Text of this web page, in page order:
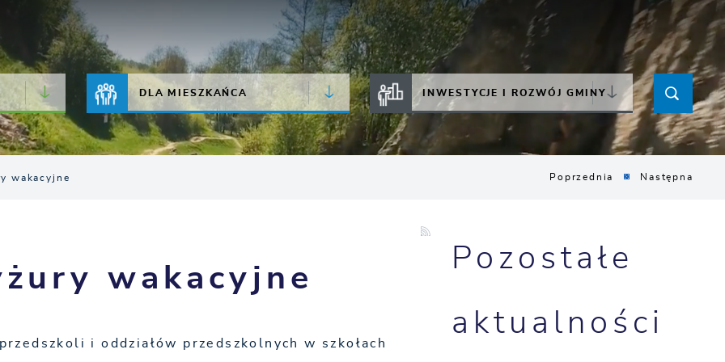
JAKOŚĆ POWIETRZA
DLA MIESZKAŃCA INWESTYCJE I ROZWÓJ GMINY
wakacyjne Poprzednia Następna
wakacyjne
i oddziałów przedszkolnych w szkołach
Pozostałe
aktualności